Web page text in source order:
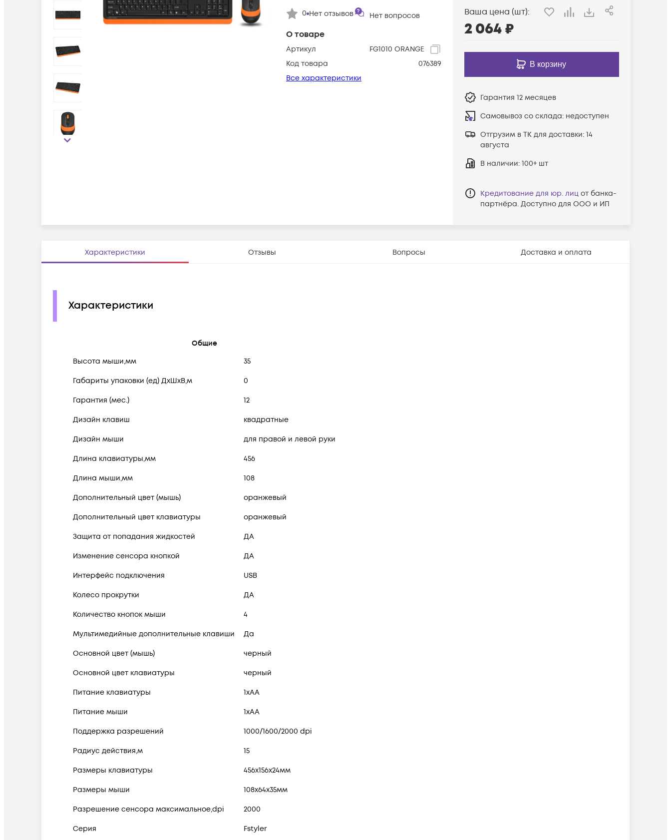
О товаре
Артикул
FG1010 ORANGE
Код товара
076389
Все характеристики
0 Нет отзывов Нет вопросов Ваша цена (шт):
2 064₽
В корзину
Гарантия 12 месяцев
Самовывоз со склада: недоступен
Отгрузим в ТК для доставки: 14
августа
В наличии: 100+ шт
Кредитование для юр. лиц от банка-
партнёра. Доступно для ООО и ИП
Характеристики Отзывы Вопросы Доставка и оплата
Характеристики
Общие
Высота мыши,мм
35
Габариты упаковки (ед) ДхШхВ,м 0
Гарантия (мес.) 12
Дизайн клавиш квадратные
Дизайн мыши для правой и левой руки
Длина клавиатуры,мм 456
Длина мыши,мм 108
Дополнительный цвет (мышь) оранжевый
Дополнительный цвет клавиатуры оранжевый
Защита от попадания жидкостей ДА
Изменение сенсора кнопкой ДА
Интерфейс подключения USB
Колесо прокрутки ДА
Количество кнопок мыши 4
Мультимедийные дополнительные клавиши Да
Основной цвет (мышь) черный
Основной цвет клавиатуры черный
Питание клавиатуры 1хАА
Питание мыши 1хAA
Поддержка разрешений 1000/1600/2000 dpi
Радиус действия,м 15
Размеры клавиатуры 456x156x24мм
Размеры мыши 108x64x35мм
Разрешение сенсора максимальное,dpi 2000
Серия Fstyler